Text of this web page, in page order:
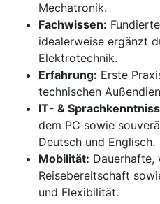
Mechatronik.
Fachwissen:
idealerweise ergänzt
Elektrotechnik.
Erfahrung: Erste
technischen
IT- &
dem PC sowie
Deutsch und Englisch.
Mobilität: Dauerhafte,
Reisebereitschaft
und Flexibilität.